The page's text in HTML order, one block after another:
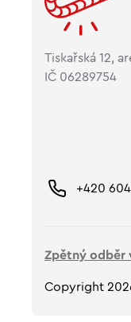
Tiskařská 12,
IČ 06289754
+420
Zpětný odběr
Copyright